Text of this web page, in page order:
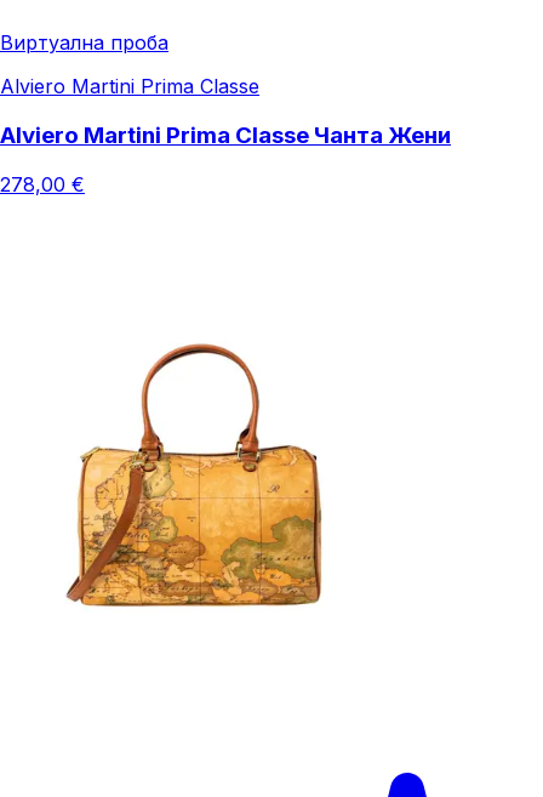
Виртуална проба
Alviero Martini Prima Classe
Alviero Martini Prima Classe Чанта Жени
278,00 €